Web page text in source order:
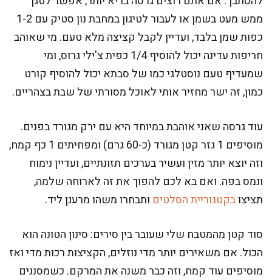
ממש מעט בשמן או לעבור לטיגון במחבת נון סטיק עם 1-2
כפות שמן בלבד, ועדיין לקבל קציצה מלא טעם. מי שאוהב
חריפות עדינה יכול להוסיף 1/4 כפית צ'ילי גרוס, ומי
שמעדיף טעם נוסטלגי כמו של סבתא יכול להוסיף קורט
כמון, זה ישר מחזיר אותי לאוכל מסורתי של שבת בצהריים.
עוד גרסה שאני אוהבת במיוחד היא עם ירק מגורד בפנים.
מוסיפים 1 גזר קטן מגורד (כ-60 גרם) ומפחיתים 1 כף קמח,
וזה יוצא יותר מזין ועשיר בערכים תזונתיים, ועדיין נימוח
ונמס בפה. ואם בא לכם להפוך את זה לארוחה שלמה,
תציצובקטגוריית הסלטים ותבחרו משהו מרענן ליד.
סוד קטן מהמטבח שלי שעובר בין סירים: סינון הטונה הוא
הכול. אם משאירים יותר מדי נוזלים, הקציצות רכות מדי ואז
מוסיפים עוד קמח, וזה כבר משנה את המרקם. כשמסננים